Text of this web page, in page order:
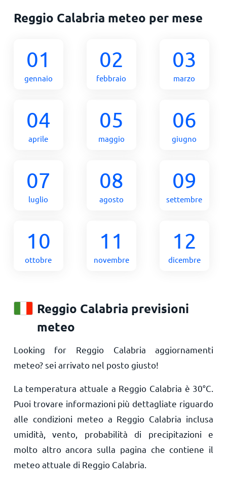
Reggio Calabria meteo per mese
01
gennaio
02
febbraio
03
marzo
04
aprile
05
maggio
06
giugno
07
luglio
08
agosto
09
settembre
10
ottobre
11
novembre
12
dicembre
Reggio Calabria previsioni
meteo
Looking for Reggio Calabria aggiornamenti
meteo? sei arrivato nel posto giusto!
La temperatura attuale a Reggio Calabria è 30°C
Puoi trovare informazioni più dettagliate riguardo
alle condizioni meteo a Reggio Calabria inclusa
umidità, vento, probabilità di precipitazioni e
molto altro ancora sulla pagina che contiene il
meteo attuale di Reggio Calabria.